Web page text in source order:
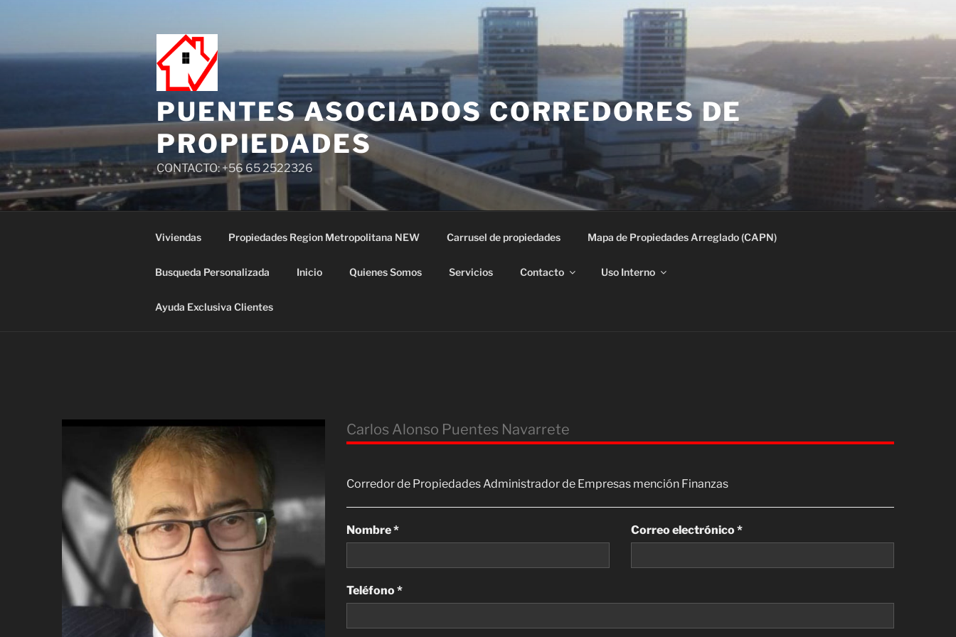
PUENTES ASOCIADOS CORREDORES DE
PROPIEDADES
CONTACTO: +56 65 2522326
Viviendas Propiedades Region Metropolitana NEW Carrusel de propiedades Mapa de Propiedades Arreglado (CAPN)
Busqueda Personalizada Inicio Quienes Somos Servicios Contacto Uso Interno
Ayuda Exclusiva Clientes
Carlos Alonso Puentes Navarrete
Corredor de Propiedades Administrador de Empresas mención Finanzas
Nombre * Correo electrónico *
Teléfono *